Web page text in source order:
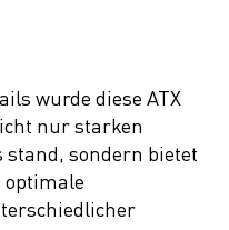
wurde diese ATX
nur starken
sondern bietet
optimale